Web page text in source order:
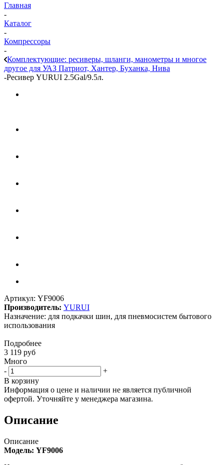
Главная
-
Каталог
-
Компрессоры
-
Комплектующие: ресиверы, шланги, манометры и многое
другое для УАЗ Патриот, Хантер, Буханка, Нива
-Ресивер YURUI 2.5Gal/9.5л.
Артикул: YF9006
Производитель: YURUI
Назначение: для подкачки шин, для пневмосистем бытового
использования
Подробнее
3 119 руб
Много
-
+
В корзину
Информация о цене и наличии не является публичной
офертой. Уточняйте у менеджера магазина.
Описание
Описание
Модель: YF9006